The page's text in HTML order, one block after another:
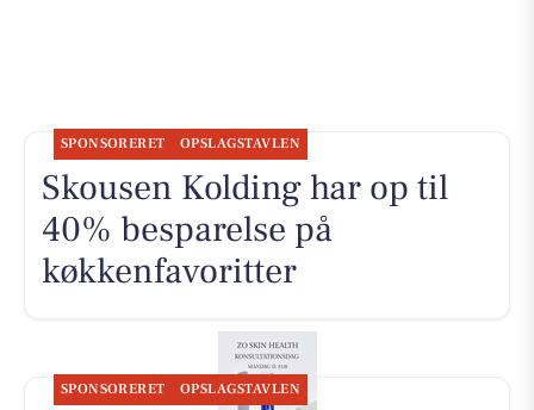
SPONSORERET OPSLAGSTAVLEN
Skousen Kolding har op til
40% besparelse på
køkkenfavoritter
SPONSORERET OPSLAGSTAVLEN